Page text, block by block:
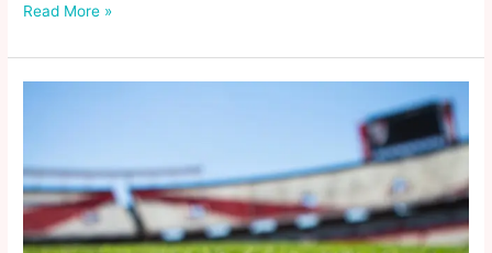
Copa
Mundo
2022
Read More »